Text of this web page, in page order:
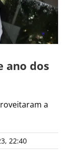
ano dos
a
22:40